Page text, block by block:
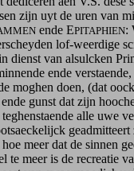
zijn uyt de uren van
ende EPITAPHIEN:
lof-weerdige
dienst van alsulcken
ende
moghen doen, (dat
gunst dat zijn
alle uwe
meer dat de sinnen
te meer is de recreatie